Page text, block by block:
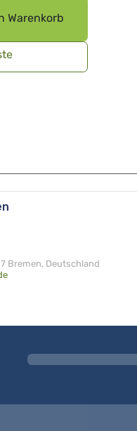
Warenkorb
Bremen, Deutschland